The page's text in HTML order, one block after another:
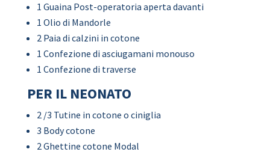
1 Guaina Post-operatoria aperta davanti
1 Olio di Mandorle
2 Paia di calzini in cotone
1 Confezione di asciugamani monouso
1 Confezione di traverse
PER IL NEONATO
2 /3 Tutine in cotone o ciniglia
3 Body cotone
2 Ghettine cotone Modal